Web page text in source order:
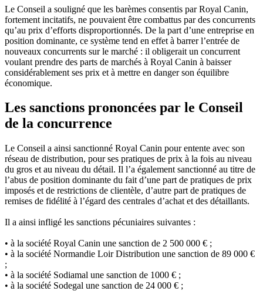
Le Conseil a souligné que les barèmes consentis par Royal Canin,
fortement incitatifs, ne pouvaient être combattus par des concurrents
qu’au prix d’efforts disproportionnés. De la part d’une entreprise en
position dominante, ce système tend en effet à barrer l’entrée de
nouveaux concurrents sur le marché : il obligerait un concurrent
voulant prendre des parts de marchés à Royal Canin à baisser
considérablement ses prix et à mettre en danger son équilibre
économique.
Les sanctions prononcées par le Conseil
de la concurrence
Le Conseil a ainsi sanctionné Royal Canin pour entente avec son
réseau de distribution, pour ses pratiques de prix à la fois au niveau
du gros et au niveau du détail. Il l’a également sanctionné au titre de
l’abus de position dominante du fait d’une part de pratiques de prix
imposés et de restrictions de clientèle, d’autre part de pratiques de
remises de fidélité à l’égard des centrales d’achat et des détaillants.
Il a ainsi infligé les sanctions pécuniaires suivantes :
• à la société Royal Canin une sanction de 2 500 000 € ;
• à la société Normandie Loir Distribution une sanction de 89 000 €
;
• à la société Sodiamal une sanction de 1000 € ;
• à la société Sodegal une sanction de 24 000 € ;